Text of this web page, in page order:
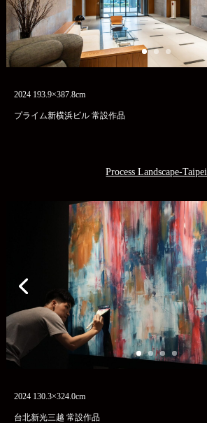
2024 193.9×387.8cm
プライム新横浜ビル 常設作品
Process Landscape-Taipei
2024 130.3×324.0cm
台北新光三越 常設作品